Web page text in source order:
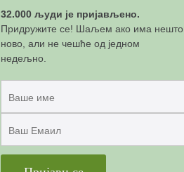
32.000 људи је пријављено.
Придружите се! Шаљем ако има нешто
ново, али не чешће од једном
недељно.